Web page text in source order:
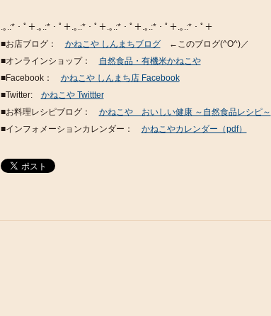
.｡.:*・ﾟ＋.｡.:*・ﾟ＋.｡.:*・ﾟ＋.｡.:*・ﾟ＋.｡.:*・ﾟ＋.｡.:*・ﾟ＋
■お店ブログ： かねこや しんまちブログ←このブログ(^O^)／
■オンラインショップ：
自然食品・有機米かねこや
■Facebook： かねこや しんまち店 Facebook
■Twitter: かねこや Twittter
■お料理レシピブログ： かねこや おいしい健康 ～自然食品レシピ～
■インフォメーションカレンダー： かねこやカレンダー（pdf）